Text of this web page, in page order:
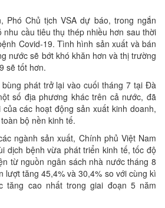
Phó Chủ tịch VSA dự báo, trong ngắn
cầu tiêu thụ thép nhiều hơn sau thời
Covid-19. Tình hình sản xuất và bán
nước sẽ bớt khó khăn hơn và thị trường
sẽ tốt hơn.
phát trở lại vào cuối tháng 7 tại Đà
số địa phương khác trên cả nước, đã
các hoạt động sản xuất kinh doanh,
bộ nền kinh tế.
ngành sản xuất, Chính phủ Việt Nam
dịch bệnh vừa phát triển kinh tế, tốc độ
từ nguồn ngân sách nhà nước tháng 8
lượt tăng 45,4% và 30,4% so với cùng kì
tăng cao nhất trong giai đoạn 5 năm